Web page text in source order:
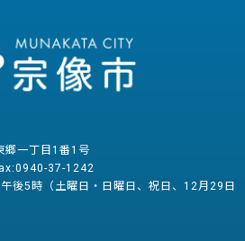
郷一丁目1番1号
37-1242
後5時（土曜日・日曜日、祝日、12月29日